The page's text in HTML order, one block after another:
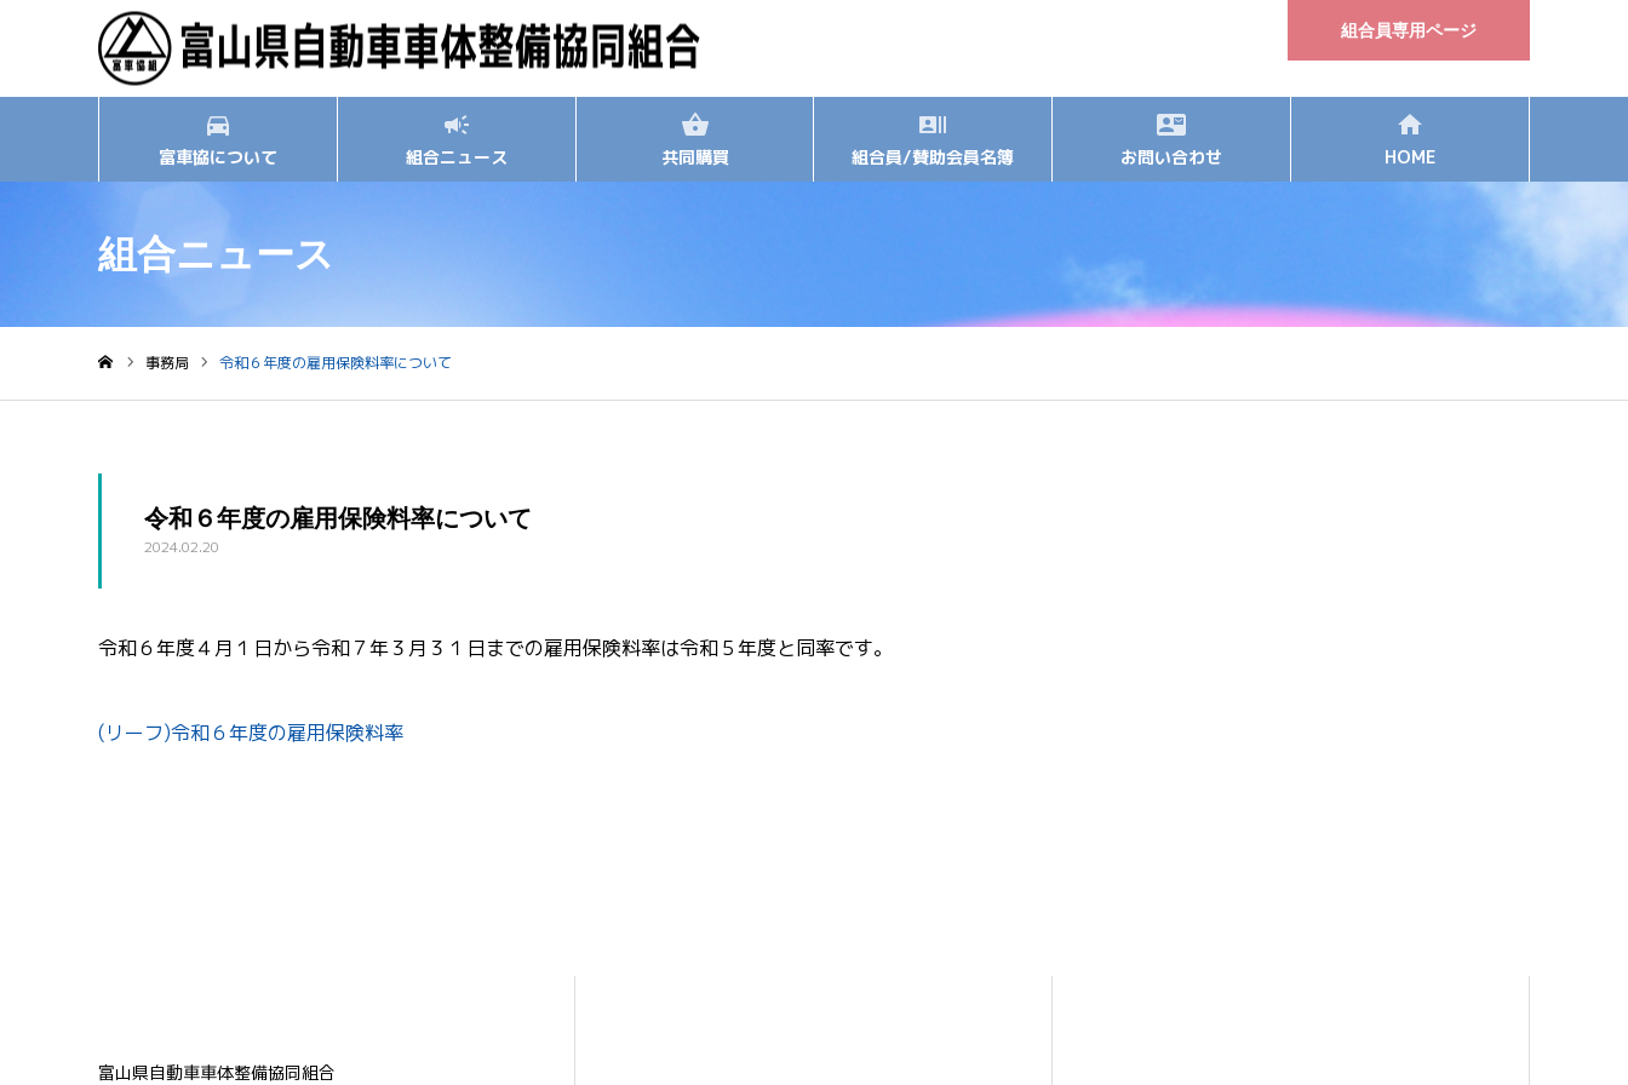
組合員専用ページ
富車協について 組合ニュース 共同購買 組合員/賛助会員名簿 お問い合わせ HOME
組合ニュース
事務局 令和６年度の雇用保険料率について
令和６年度の雇用保険料率について
2024.02.20
令和６年度４月１日から令和７年３月３１日までの雇用保険料率は令和５年度と同率です。
(リーフ)令和６年度の雇用保険料率
富山県自動車車体整備協同組合